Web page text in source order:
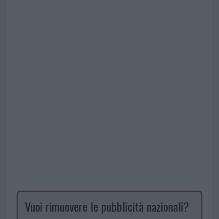
Vuoi rimuovere le pubblicità nazionali?